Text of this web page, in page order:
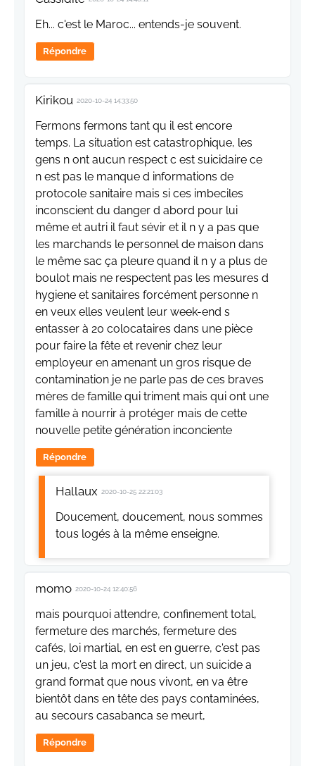
Eh... c'est le Maroc... entends-je souvent.
Répondre
Kirikou 2020-10-24 14:33:50
Fermons fermons tant qu il est encore
temps. La situation est catastrophique, les
gens n ont aucun respect c est suicidaire ce
n est pas le manque d informations de
protocole sanitaire mais si ces imbeciles
inconscient du danger d abord pour lui
même et autri il faut sévir et il n y a pas que
les marchands le personnel de maison dans
le même sac ça pleure quand il n y a plus de
boulot mais ne respectent pas les mesures d
hygiene et sanitaires forcément personne n
en veux elles veulent leur week-end s
entasser à 20 colocataires dans une pièce
pour faire la fête et revenir chez leur
employeur en amenant un gros risque de
contamination je ne parle pas de ces braves
mères de famille qui triment mais qui ont une
famille à nourrir à protéger mais de cette
nouvelle petite génération inconciente
Répondre
Hallaux 2020-10-25 22:21:03
Doucement, doucement, nous sommes
tous logés à la même enseigne.
momo 2020-10-24 12:40:56
mais pourquoi attendre, confinement total,
fermeture des marchés, fermeture des
cafés, loi martial, en est en guerre, c'est pas
un jeu, c'est la mort en direct, un suicide a
grand format que nous vivont, en va être
bientôt dans en tête des pays contaminées,
au secours casabanca se meurt,
Répondre